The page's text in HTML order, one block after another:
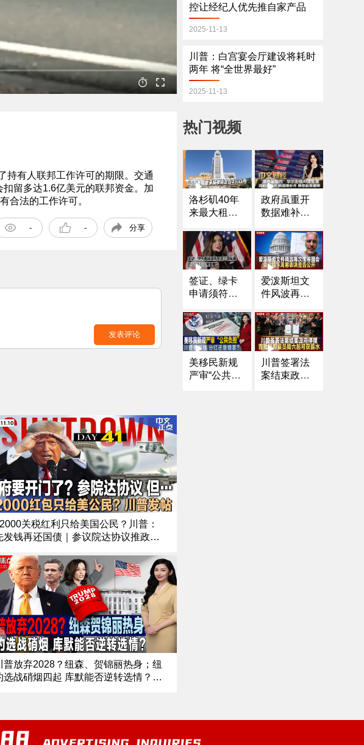
持有人联邦工作许可的期限。交通
留多达1.6亿美元的联邦资金。加
合法的工作许可。
- - 分享
发表评论
关税红利只给美国公民？川普：
发钱再还国债｜参议院达协议推政府
乱加剧 川普批请假空管员 要重奖在岗
$1万｜全美断崖式降温 《中文正点》
普放弃2028？纽森、贺锦丽热身；纽
选战硝烟四起 库默能否逆转选情？；
控让经纪人优先推自家产品
2025-11-13
川普：白宫宴会厅建设将耗时
两年 将“全世界最好”
2025-11-13
热门视频
洛杉矶40年
来最大租金
套租屋涨幅
被锁定在4%
以内
政府虽重开
数据难补齐
降 华尔街遭
遇“黑色星期
四”
签证、绿卡
申请须符合
OPT项目或
将受限
爱泼斯坦文
件风波再次
议院下周将
表决是否公
开
美移民新规
严审“公共负
川普签署法
案结束政府